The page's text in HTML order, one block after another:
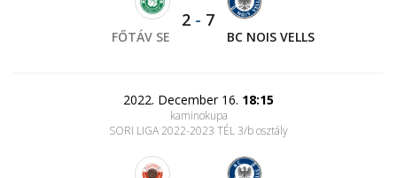
FŐTÁV SE
2 - 7
BC NOIS VELLS
2022. December 16. 18:15
kaminokupa
SORI LIGA 2022-2023 TÉL 3/b osztály